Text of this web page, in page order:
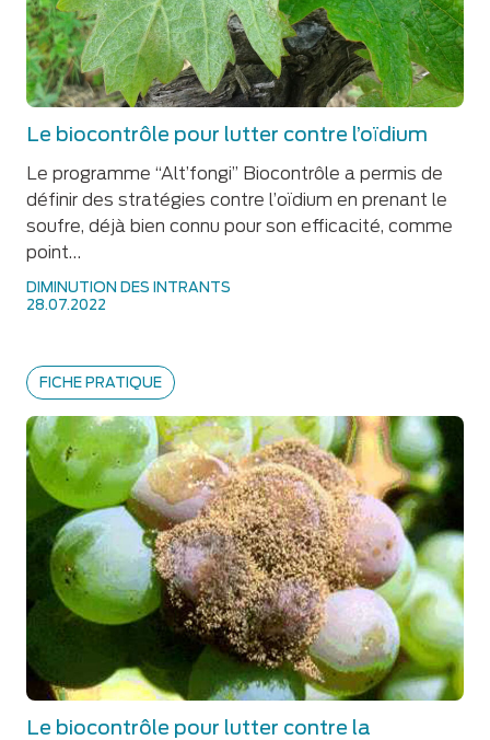
Le biocontrôle pour lutter contre l’oïdium
DIMINUTION DES INTRANTS
28.07.2022
Le programme “Alt’fongi” Biocontrôle a permis de
définir des stratégies contre l’oïdium en prenant le
soufre, déjà bien connu pour son efficacité, comme
point…
Le biocontrôle pour lutter contre la
FICHE PRATIQUE